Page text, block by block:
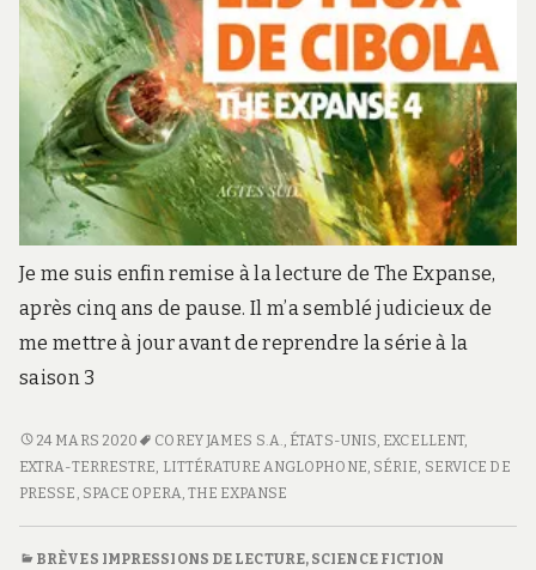
Je me suis enfin remise à la lecture de The Expanse,
après cinq ans de pause. Il m’a semblé judicieux de
me mettre à jour avant de reprendre la série à la
saison 3
<SPAN
CLASS="ENTRY-
TITLE-
24 MARS 2020 COREY JAMES S.A., ÉTATS-UNIS, EXCELLENT,
EXTRA-TERRESTRE, LITTÉRATURE ANGLOPHONE, SÉRIE, SERVICE DE
PRESSE , SPACE OPERA,THE EXPANSE
BRÈVES IMPRESSIONS DE LECTURE, SCIENCE FICTION